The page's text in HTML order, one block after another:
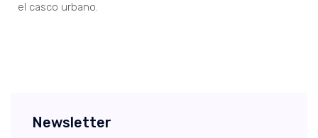
el casco urbano.
Newsletter